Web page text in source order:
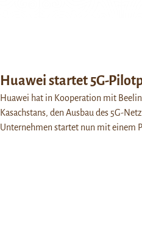
Huawei startet 5G-
Huawei hat in Kooperation mit
Kasachstans, den Ausbau des 5G-
Unternehmen startet nun mit einem